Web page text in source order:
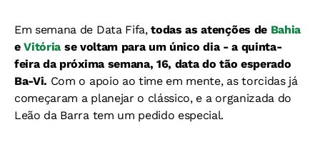
Em semana de Data Fifa,todas as atenções de Bahia
eVitória se voltam para um único dia - a quinta-
feira da próxima semana, 16, data do tão esperado
Ba-Vi. Com o apoio ao time em mente, as torcidas já
começaram a planejar o clássico, e a organizada do
Leão da Barra tem um pedido especial.